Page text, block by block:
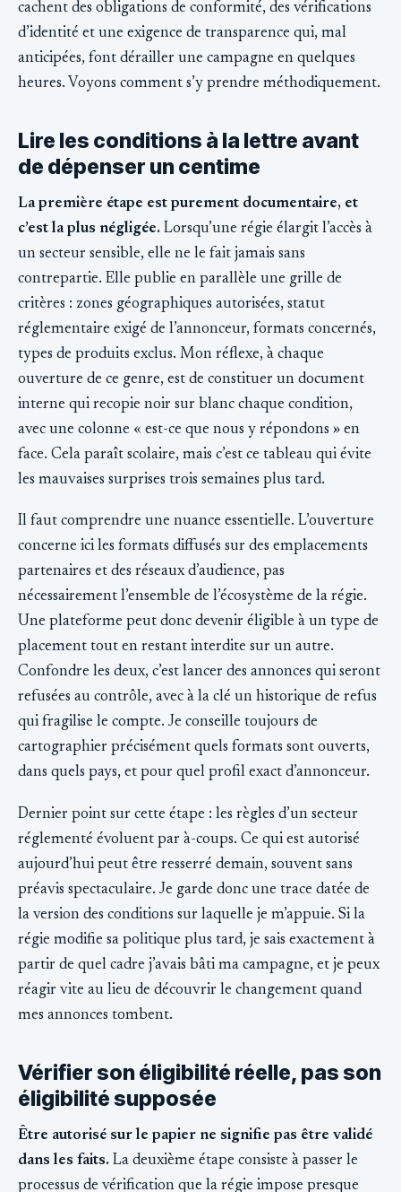
cachent des obligations de conformité, des vérifications
d’identité et une exigence de transparence qui, mal
anticipées, font dérailler une campagne en quelques
heures. Voyons comment s’y prendre méthodiquement.
Lire les conditions à la lettre avant
de dépenser un centime
La première étape est purement documentaire, et
c’est la plus négligée. Lorsqu’une régie élargit l’accès à
un secteur sensible, elle ne le fait jamais sans
contrepartie. Elle publie en parallèle une grille de
critères : zones géographiques autorisées, statut
réglementaire exigé de l’annonceur, formats concernés,
types de produits exclus. Mon réflexe, à chaque
ouverture de ce genre, est de constituer un document
interne qui recopie noir sur blanc chaque condition,
avec une colonne « est-ce que nous y répondons » en
face. Cela paraît scolaire, mais c’est ce tableau qui évite
les mauvaises surprises trois semaines plus tard.
Il faut comprendre une nuance essentielle. L’ouverture
concerne ici les formats diffusés sur des emplacements
partenaires et des réseaux d’audience, pas
nécessairement l’ensemble de l’écosystème de la régie.
Une plateforme peut donc devenir éligible à un type de
placement tout en restant interdite sur un autre.
Confondre les deux, c’est lancer des annonces qui seront
refusées au contrôle, avec à la clé un historique de refus
qui fragilise le compte. Je conseille toujours de
cartographier précisément quels formats sont ouverts,
dans quels pays, et pour quel profil exact d’annonceur.
Dernier point sur cette étape : les règles d’un secteur
réglementé évoluent par à-coups. Ce qui est autorisé
aujourd’hui peut être resserré demain, souvent sans
préavis spectaculaire. Je garde donc une trace datée de
la version des conditions sur laquelle je m’appuie. Si la
régie modifie sa politique plus tard, je sais exactement à
partir de quel cadre j’avais bâti ma campagne, et je peux
réagir vite au lieu de découvrir le changement quand
mes annonces tombent.
Vérifier son éligibilité réelle, pas son
éligibilité supposée
Être autorisé sur le papier ne signifie pas être validé
dans les faits. La deuxième étape consiste à passer le
processus de vérification que la régie impose presque